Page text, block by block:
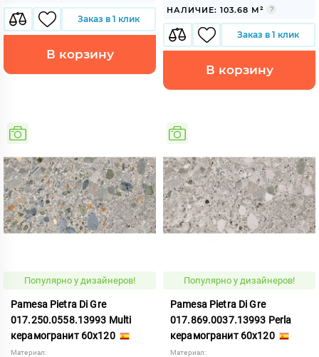
Заказ в 1 клик
В корзину
НАЛИЧИЕ: 103.68 М²
Заказ в 1 клик
В корзину
Популярно у дизайнеров!
Pamesa Pietra Di Gre
017.250.0558.13993 Multi
керамогранит 60x120
Материал:
Популярно у дизайнеров!
Pamesa Pietra Di Gre
017.869.0037.13993 Perla
керамогранит 60x120
Материал: